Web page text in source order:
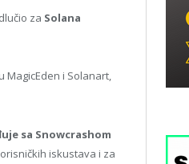
za Solana
MagicEden i Solanart,
sa Snowcrashom
iskustava i za